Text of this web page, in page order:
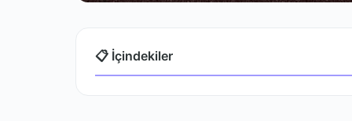
📋 İçindekiler